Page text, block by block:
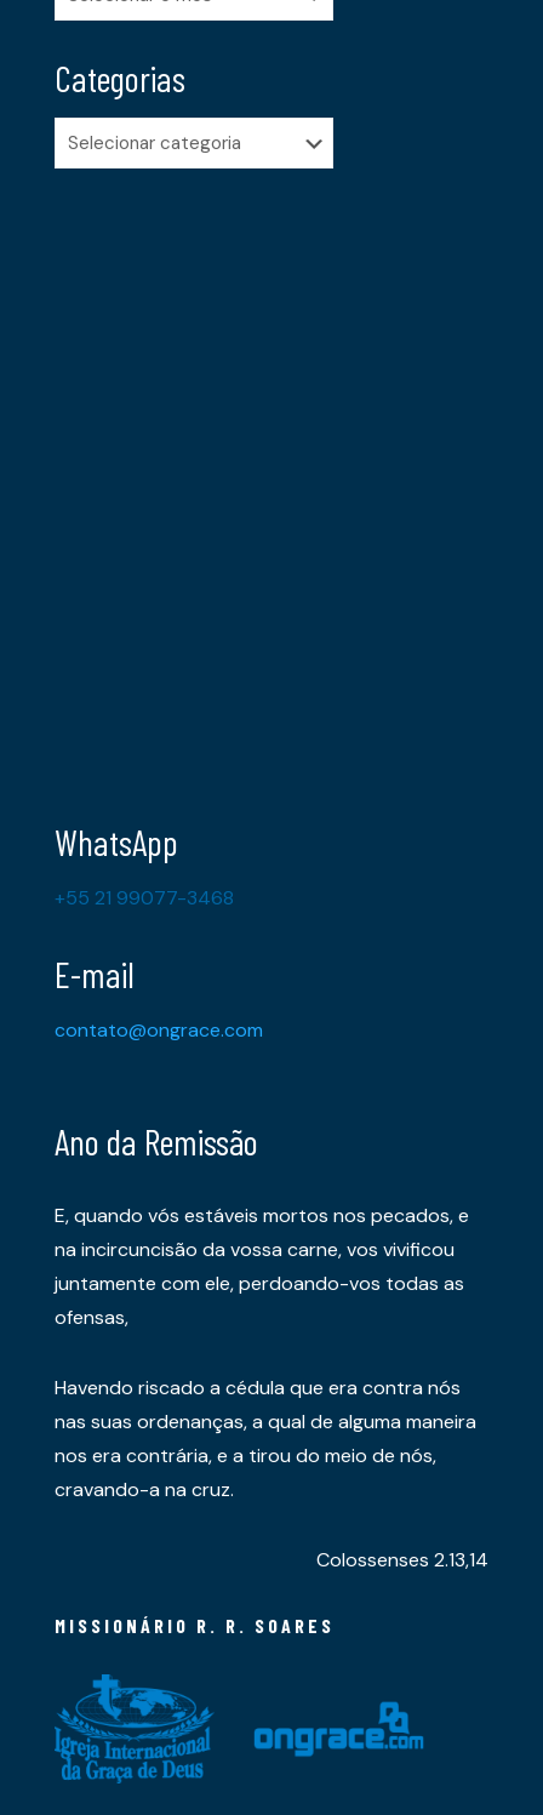
Categorias
Categorias
WhatsApp
+55 21 99077-3468
E-mail
contato@ongrace.com
Ano da Remissão
E, quando vós estáveis mortos nos pecados, e
na incircuncisão da vossa carne, vos vivificou
juntamente com ele, perdoando-vos todas as
ofensas,
Havendo riscado a cédula que era contra nós
nas suas ordenanças, a qual de alguma maneira
nos era contrária, e a tirou do meio de nós,
cravando-a na cruz.
Colossenses 2.13,14
MISSIONÁRIO R. R. SOARES